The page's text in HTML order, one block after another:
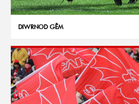
DIWRNOD GÊM